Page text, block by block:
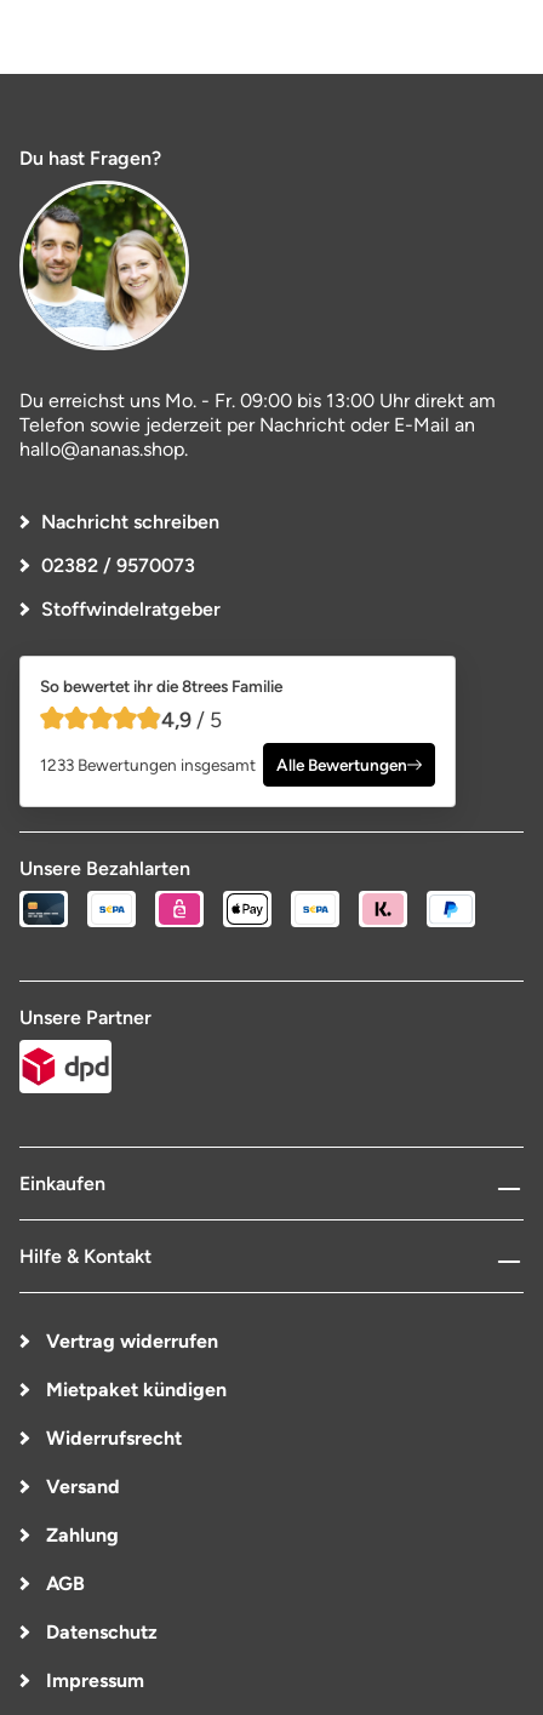
Du hast Fragen?
Du erreichst uns Mo. - Fr. 09:00 bis 13:00 Uhr direkt am
Telefon sowie jederzeit per Nachricht oder E-Mail an
hallo@ananas.shop.
Nachricht schreiben
02382 / 9570073
Stoffwindelratgeber
So bewertet ihr die 8trees Familie
4,9 von 5 Sternen
4,9 / 5
1233 Bewertungen insgesamt Alle Bewertungen
Unsere Bezahlarten
Unsere Partner
Einkaufen
Hilfe & Kontakt
Vertrag widerrufen
Mietpaket kündigen
Widerrufsrecht
Versand
Zahlung
AGB
Datenschutz
Impressum